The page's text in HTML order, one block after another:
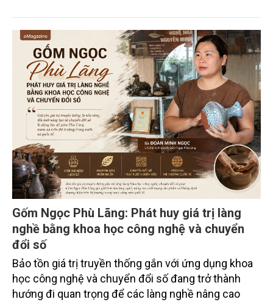
trường phối hợp với Sở Nông nghiệp và Môi trường
tỉnh Lai Châu tổ chức ngày 10/7/2026. Hội thảo thu
hút sự tham gia của hơn 100 đại biểu là lãnh đạo
các đơn vị thuộc Bộ Nông nghiệp và Môi trường,
chuyên gia, nhà khoa học, Sở Nông nghiệp và Môi
trường tỉnh Lai Châu và đại diện các cơ quan đơn vị
doanh nghiệp ở các tỉnh miền núi phía Bắc.
Gốm Ngọc Phù Lãng: Phát huy giá trị làng
nghề bằng khoa học công nghệ và chuyển
đổi số
Bảo tồn giá trị truyền thống gắn với ứng dụng khoa
học công nghệ và chuyển đổi số đang trở thành
hướng đi quan trọng để các làng nghề nâng cao